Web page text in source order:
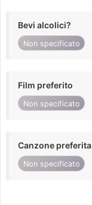
Bevi alcolici?
Non specificato
Film preferito
Non specificato
Canzone preferita
Non specificato